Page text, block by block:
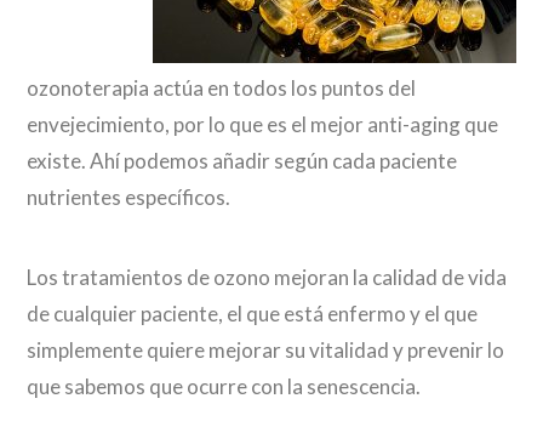
ozonoterapia actúa en todos los puntos del
envejecimiento, por lo que es el mejor anti-aging que
existe. Ahí podemos añadir según cada paciente
nutrientes específicos.
Los tratamientos de ozono mejoran la calidad de vida
de cualquier paciente, el que está enfermo y el que
simplemente quiere mejorar su vitalidad y prevenir lo
que sabemos que ocurre con la senescencia.